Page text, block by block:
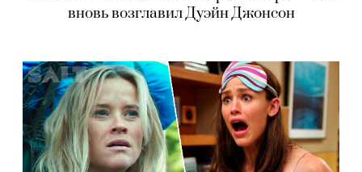
вновь возглавил Дуэйн Джонсон